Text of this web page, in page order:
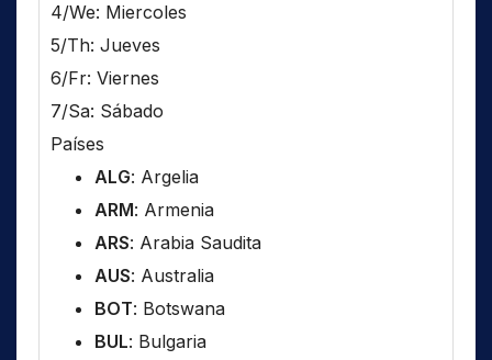
4/We: Miercoles
5/Th: Jueves
6/Fr: Viernes
7/Sa: Sábado
Países
ALG: Argelia
ARM: Armenia
ARS: Arabia Saudita
AUS: Australia
BOT: Botswana
BUL: Bulgaria